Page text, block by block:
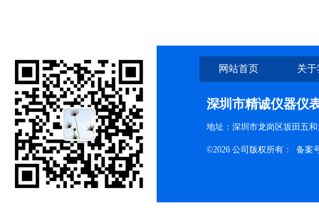
网站首页 关
深圳市精诚仪器仪
地址：深圳市龙岗区坂田五
©2026 公司版权所有： 备案